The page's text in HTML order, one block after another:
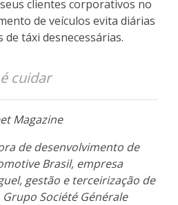
clientes corporativos no
de veículos evita diárias
de táxi desnecessárias.
cuidar
Magazine
de desenvolvimento de
Brasil, empresa
gestão e terceirização de
Société Générale